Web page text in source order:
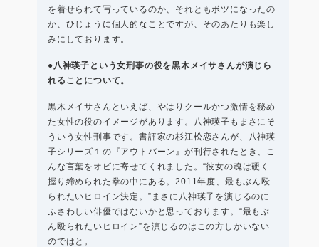
を着せられて写っているのか、それともボツになったの
か、ひじょうに個人的なことですが、そのあたりも楽し
みにしております。
●八神瑛子という女刑事の役を黒木メイサさんが演じら
れることについて。
黒木メイサさんといえば、やはりクールかつ激情を秘め
た女性の役のイメージがあります。八神瑛子もまさにそ
ういう女性刑事です。書評家の杉江松恋さんが、八神瑛
子シリーズ１の『アウトバーン』が刊行されたとき、こ
んな言葉をオビに寄せてくれました。“彼女の魂は硬く
握り締められた拳の中にある。2011年度、最もぶん殴
られたいヒロイン決定。”まさに八神瑛子を演じるのに
ふさわしい俳優ではないかと思っております。“最もぶ
ん殴られたいヒロイン”を演じるのはこの方しかいない
のではと。